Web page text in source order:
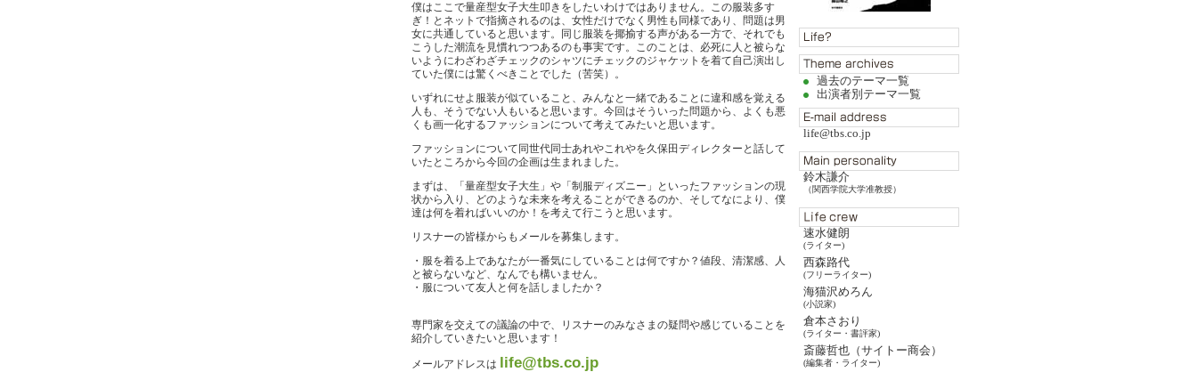
過去のテーマ一覧
出演者別テーマ一覧
life@tbs.co.jp
鈴木謙介
（関西学院大学准教授）
速水健朗
(ライター)
西森路代
(フリーライター)
海猫沢めろん
(小説家)
倉本さおり
(ライター・書評家)
斎藤哲也（サイトー商会）
(編集者・ライター)
僕はここで量産型女子大生叩きをしたいわけではありません。この服装多す
ぎ！とネットで指摘されるのは、女性だけでなく男性も同様であり、問題は男
女に共通していると思います。同じ服装を揶揄する声がある一方で、それでも
こうした潮流を見慣れつつあるのも事実です。このことは、必死に人と被らな
いようにわざわざチェックのシャツにチェックのジャケットを着て自己演出し
ていた僕には驚くべきことでした（苦笑）。
いずれにせよ服装が似ていること、みんなと一緒であることに違和感を覚える
人も、そうでない人もいると思います。今回はそういった問題から、よくも悪
くも画一化するファッションについて考えてみたいと思います。
ファッションについて同世代同士あれやこれやを久保田ディレクターと話して
いたところから今回の企画は生まれました。
まずは、「量産型女子大生」や「制服ディズニー」といったファッションの現
状から入り、どのような未来を考えることができるのか、そしてなにより、僕
達は何を着ればいいのか！を考えて行こうと思います。
リスナーの皆様からもメールを募集します。
・服を着る上であなたが一番気にしていることは何ですか？値段、清潔感、人
と被らないなど、なんでも構いません。
・服について友人と何を話しましたか？
専門家を交えての議論の中で、リスナーのみなさまの疑問や感じていることを
紹介していきたいと思います！
メールアドレスは life@tbs.co.jp